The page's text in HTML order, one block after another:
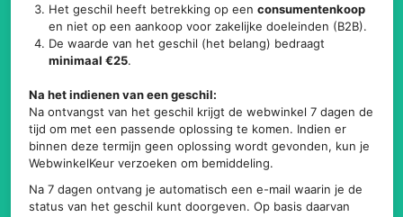
Het geschil heeft betrekking op eenconsumentenkoop
en niet op een aankoop voor zakelijke doeleinden (B2B).
De waarde van het geschil (het belang) bedraagt
minimaal €25.
Na het indienen van een geschil:
Na ontvangst van het geschil krijgt de webwinkel 7 dagen de
tijd om met een passende oplossing te komen. Indien er
binnen deze termijn geen oplossing wordt gevonden, kun je
WebwinkelKeur verzoeken om bemiddeling.
Na 7 dagen ontvang je automatisch een e-mail waarin je de
status van het geschil kunt doorgeven. Op basis daarvan